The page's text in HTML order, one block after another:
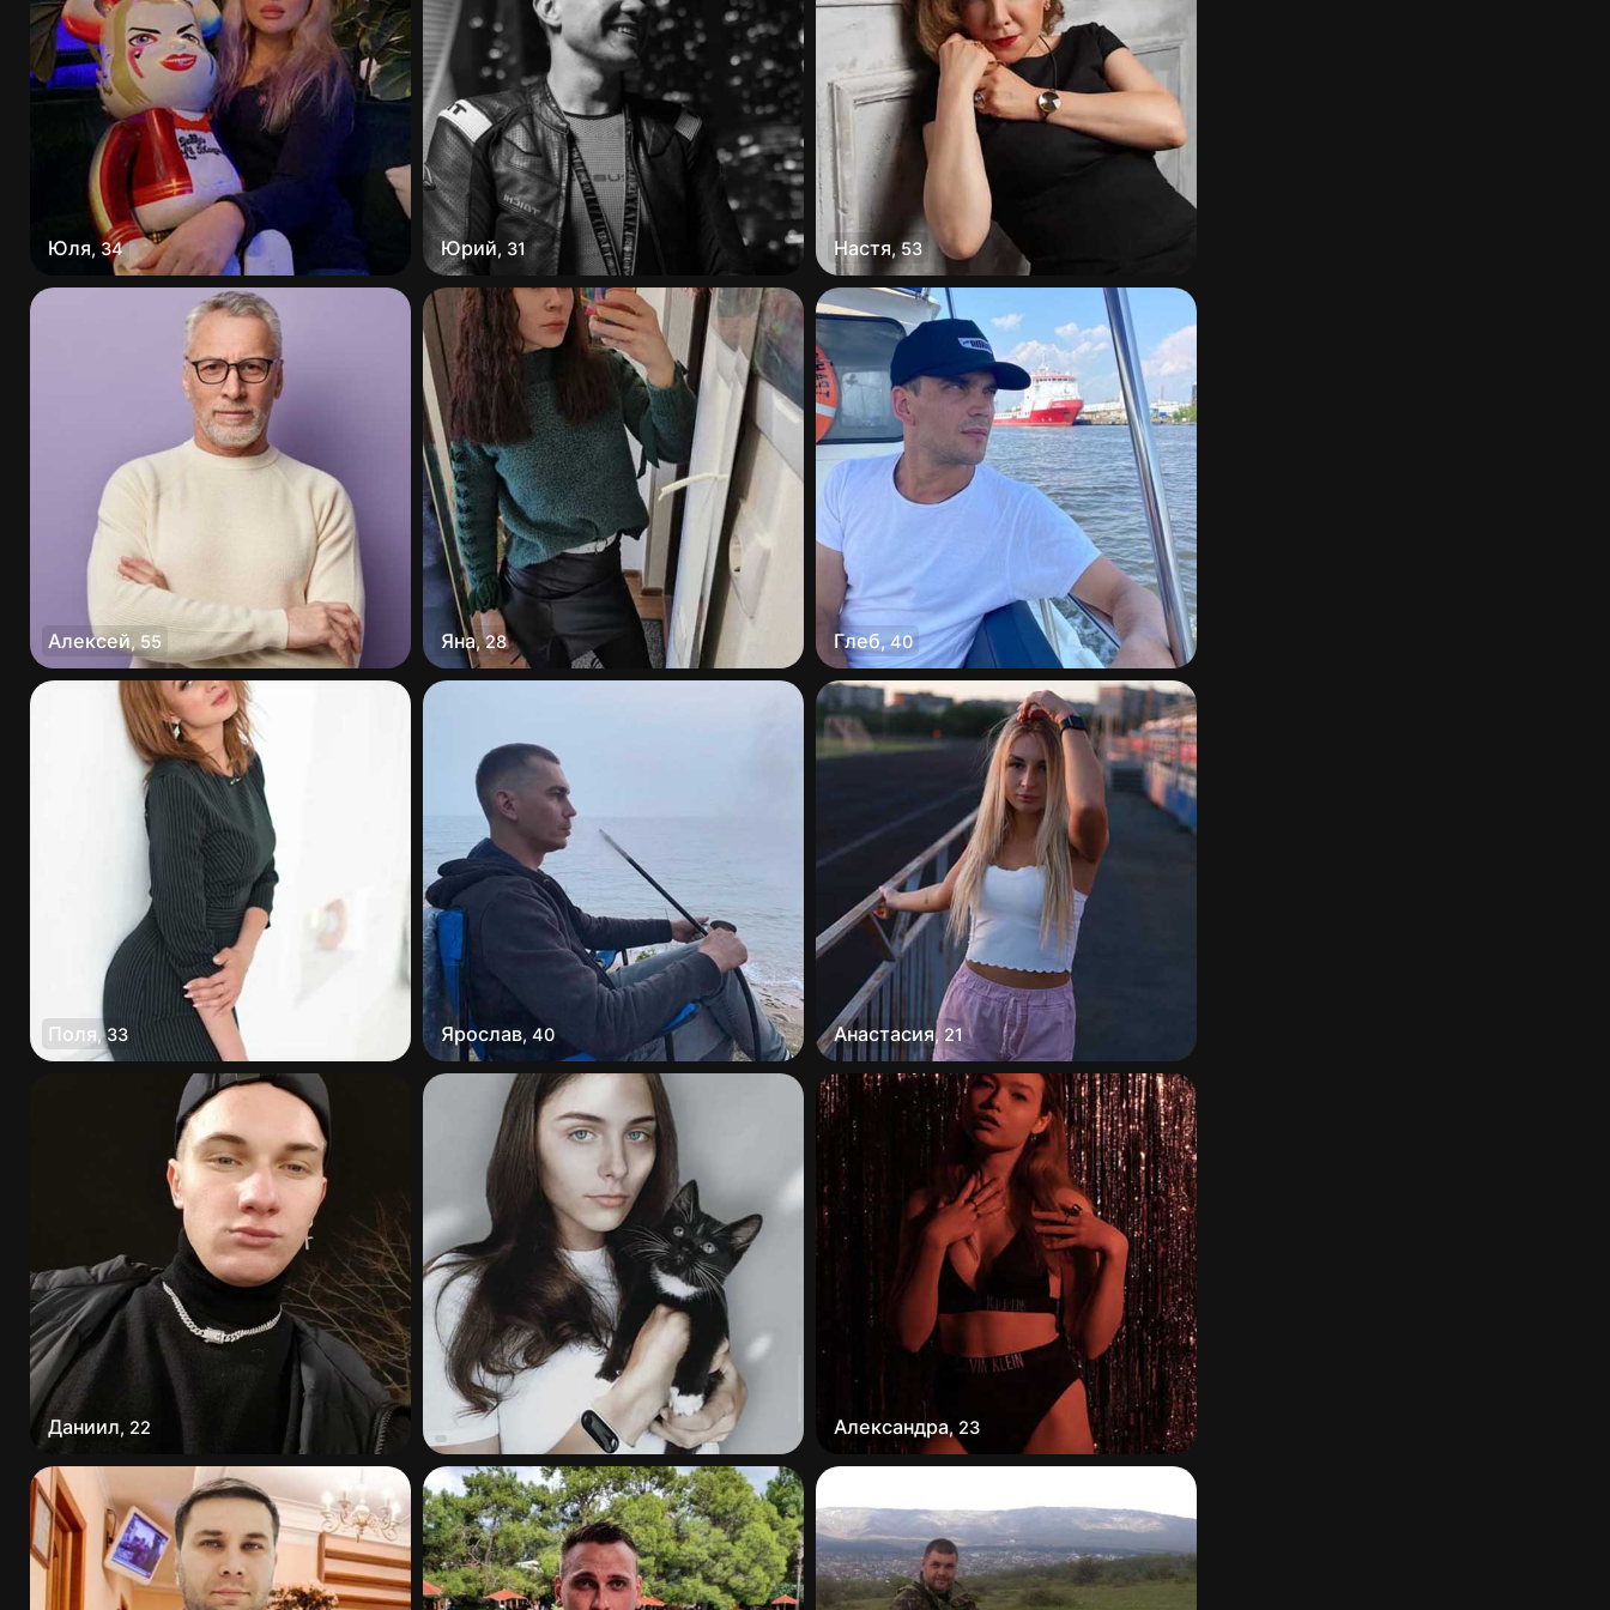
Юля,34 Юрий, 31 Настя,53
Алексей, 55 Яна,28 Глеб,40
Поля,33 Ярослав, 40 Анастасия, 21
Даниил, 22 Александра, 23